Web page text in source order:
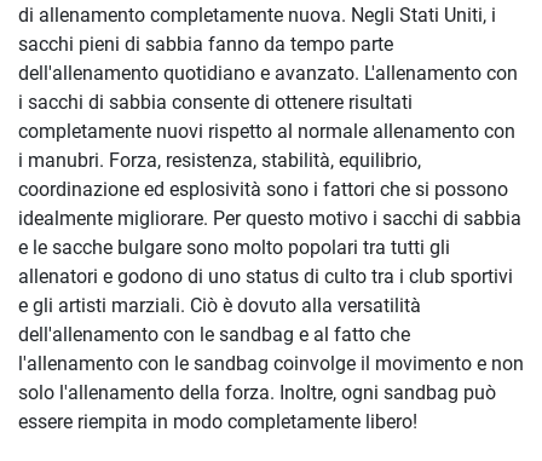
di allenamento completamente nuova. Negli Stati Uniti, i
sacchi pieni di sabbia fanno da tempo parte
dell'allenamento quotidiano e avanzato. L'allenamento con
i sacchi di sabbia consente di ottenere risultati
completamente nuovi rispetto al normale allenamento con
i manubri. Forza, resistenza, stabilità, equilibrio,
coordinazione ed esplosività sono i fattori che si possono
idealmente migliorare. Per questo motivo i sacchi di sabbia
e le sacche bulgare sono molto popolari tra tutti gli
allenatori e godono di uno status di culto tra i club sportivi
e gli artisti marziali. Ciò è dovuto alla versatilità
dell'allenamento con le sandbag e al fatto che
l'allenamento con le sandbag coinvolge il movimento e non
solo l'allenamento della forza. Inoltre, ogni sandbag può
essere riempita in modo completamente libero!